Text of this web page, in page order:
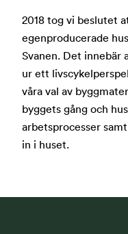
2018 tog vi beslutet
egenproducerade
Svanen. Det innebär
ur ett
våra val av
byggets gång och
arbetsprocesser
in i huset.